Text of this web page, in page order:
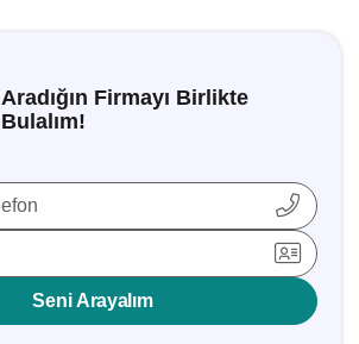
Aradığın Firmayı Birlikte
Bulalım!
Seni Arayalım